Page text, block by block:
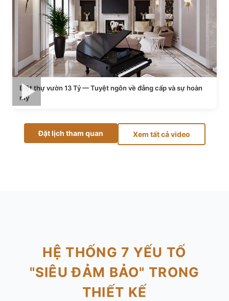
Biệt thự vườn 13 Tỷ — Tuyệt ngôn về đẳng cấp và sự hoàn
mỹ
Đặt lịch tham quan Xem tất cả video
HỆ THỐNG 7 YẾU TỐ
"SIÊU ĐẢM BẢO" TRONG
THIẾT KẾ